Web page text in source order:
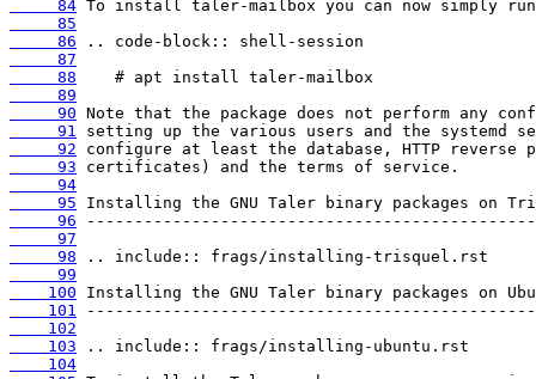
     84
     85
     86
     87
     88
     89
     90
     91
     92
     93
     94
     95
     96
     97
     98
     99
    100
    101
    102
    103
    104